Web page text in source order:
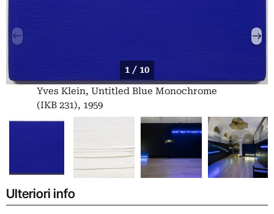
1 / 10
Yves Klein, Untitled Blue Monochrome
(IKB 231), 1959
Ulteriori info